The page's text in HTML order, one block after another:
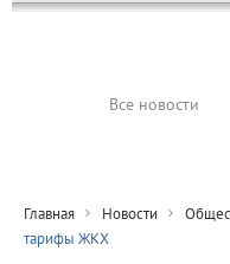
Все новости
Главная Новости
тарифы ЖКХ